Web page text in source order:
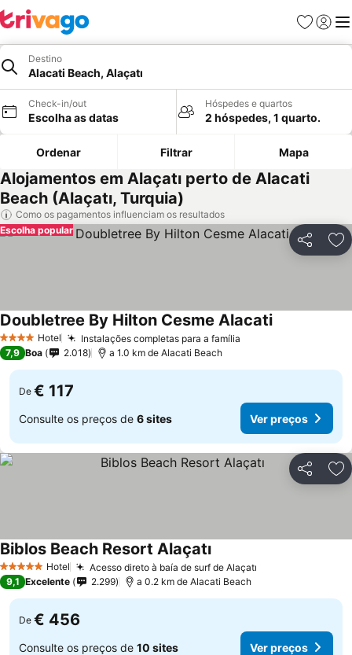
Favoritos
Iniciar
Destino
Alacati Beach, Alaçatı
Check-in/out
Escolha as datas
Hóspedes e quartos
2 hóspedes, 1 quarto.
Ordenar Filtrar Mapa
Alojamentos em Alaçatı perto de Alacati
Beach (Alaçatı, Turquia)
Como os pagamentos influenciam os resultados
Partilhar
Escolha popular
4 EstrelasHotel Instalações completas para a família
Doubletree By Hilton Cesme AlacatiVer preços
7,9 Boa 2.018 a 1.0 km de Alacati Beach
De € 117
Consulte os preços de 6 sites Ver preços
Partilhar
5 Estrelas Hotel Acesso direto à baía de surf de Alaçatı
Biblos Beach Resort AlaçatıVer preços
9,1 Excelente 2.299 a 0.2 km de Alacati Beach
De € 456
Consulte os preços de 10 sites Ver preços